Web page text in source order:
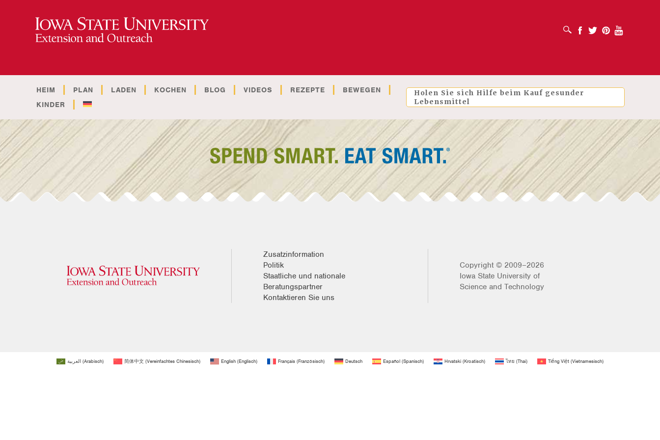
SUCHFELD ÖFFNENFacebook
Twitter PinterestYoutube
HEIM PLAN LADEN KOCHEN BLOG VIDEOS REZEPTE
BEWEGEN
KINDER
Holen Sie sich Hilfe beim Kauf gesunder
Lebensmittel
Zusatzinformation
Politik
Staatliche und nationale
Beratungspartner
Kontaktieren Sie uns
Copyright © 2009–2026
Iowa State University of
Science and Technology
العربية (Arabisch) 简体中文 (Vereinfachtes Chinesisch) English (Englisch) Français (Französisch) Deutsch Español (Spanisch) Hrvatski (Kroatisch) ไทย (Thai) Tiếng Việt (Vietnamesisch)